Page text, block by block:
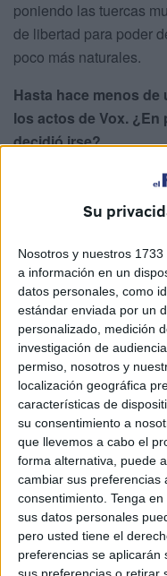
Su
Nosotros y nuestros 1733
a información en un
datos personales, como
estándar enviada por un
personalizado, medición
investigación de
permiso, nosotros y
localización geográfica
características de
su consentimiento a
que llevemos a cabo el
forma alternativa, puede
cambiar sus preferencias
consentimiento. Tenga
sus datos personales
pero usted tiene el
preferencias se aplicarán
poniendo las tuercas
de libertad para poder
poco más naturales.
Hasta hace menos
los actos de Vox.
decidió irse?
Hace más de un año,
que pensó que era el
que se estaba
cabo, sigue siendo la
nada. Optamos por ese
que a lo mejor nos
que creíamos y aquí
proyecto que es Libres.
¿Le sorprende que el
en redes sociales
Me sorprendió en su
relación con él, hemos
juntos ya fuera de lo
somos todos
esa pregunta a lo
quedé sorprendido.